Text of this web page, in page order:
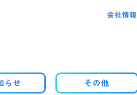
会社情報
らせ その他